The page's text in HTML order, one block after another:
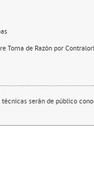
Toma de Razón por
técnicas serán de público